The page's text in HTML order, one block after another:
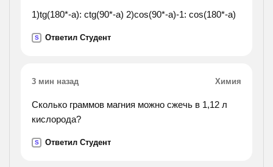
1)tg(180*-a): ctg(90*-a) 2)cos(90*-a)-1: cos(180*-a)
S Ответил Студент
3 мин назад Химия
Сколько граммов магния можно сжечь в 1,12 л
кислорода?
S Ответил Студент